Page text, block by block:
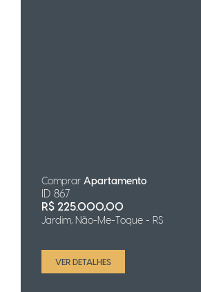
Comprar Apartamento
ID 867
R$ 225.000,00
Jardim, Não-Me-Toque - RS
VER DETALHES